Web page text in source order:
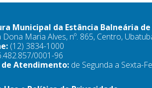
Municipal da Estância Balneária
Dona Maria Alves, nº. 865, Centro,
(12) 3834-1000
0001-96
Atendimento: de Segunda a Sexta-